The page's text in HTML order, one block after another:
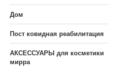
Дом
Пост ковидная реабилитация
АКСЕССУАРЫ для косметики
мирра